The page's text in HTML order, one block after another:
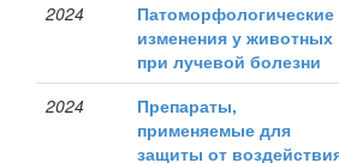
2024
Патоморфологические
изменения у животных
при лучевой болезни
2024
Препараты,
применяемые для
защиты от